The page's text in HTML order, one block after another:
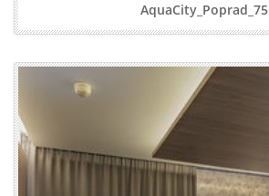
AquaCity_Poprad_75